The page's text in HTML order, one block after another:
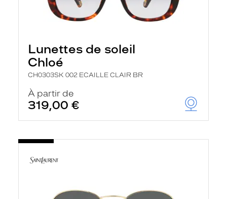
Lunettes de soleil
Chloé
CH0303SK 002 ECAILLE CLAIR BR
À partir de
319,00 €